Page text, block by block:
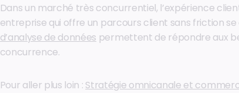
Dans un marché très concurrentiel, l’expérience
entreprise qui offre un parcours client sans friction
d’analyse de données permettent de répondre aux
concurrence.
Pour aller plus loin : Stratégie omnicanale et